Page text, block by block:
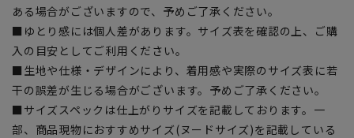
ある場合がございますので、予めご了承ください。
■ゆとり感には個人差があります。サイズ表を確認の上、ご購
入の目安としてご利用ください。
■生地や仕様・デザインにより、着用感や実際のサイズ表に若
干の誤差が生じる場合がございます。予めご了承ください。
■サイズスペックは仕上がりサイズを記載しております。一
部、商品現物におすすめサイズ(ヌードサイズ)を記載している